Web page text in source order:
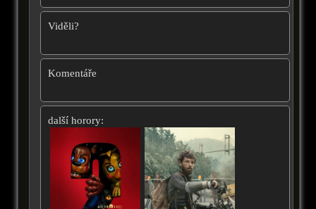
Viděli?
Komentáře
další horory: